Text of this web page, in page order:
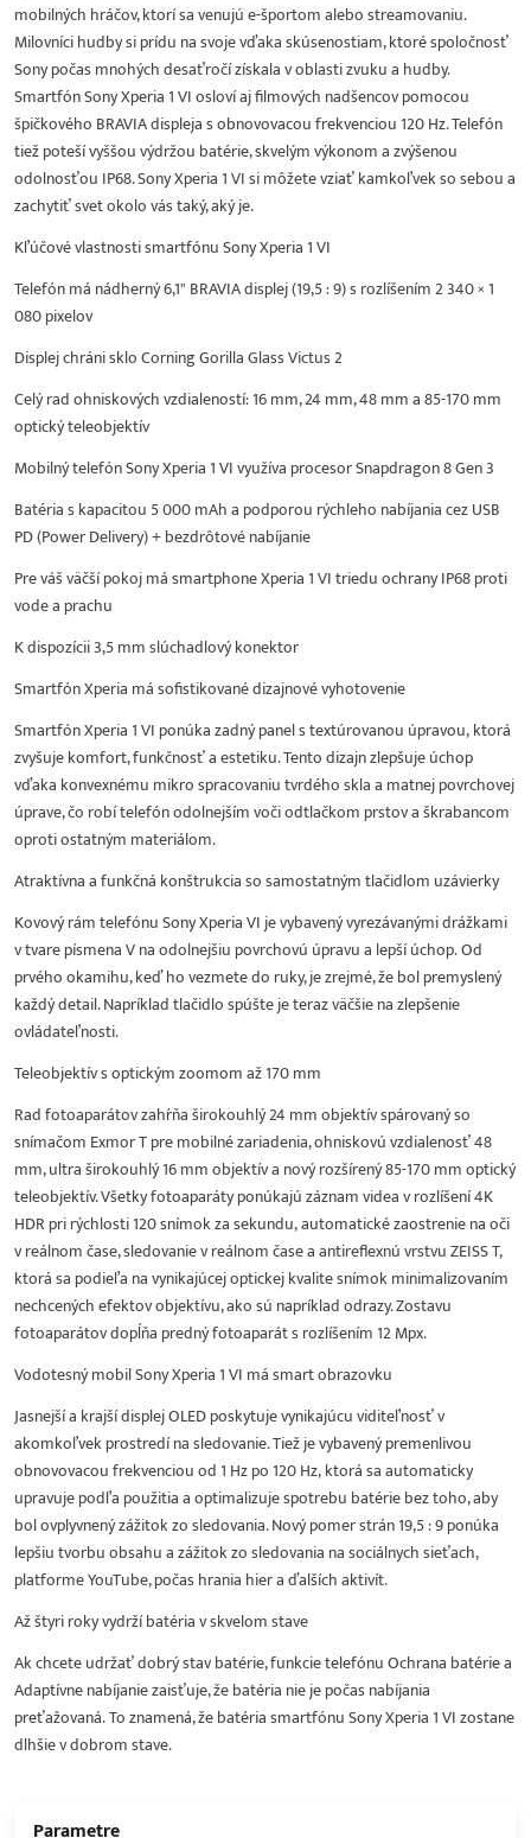
mobilných hráčov, ktorí sa venujú e-športom alebo streamovaniu.
Milovníci hudby si prídu na svoje vďaka skúsenostiam, ktoré spoločnosť
Sony počas mnohých desaťročí získala v oblasti zvuku a hudby.
Smartfón Sony Xperia 1 VI osloví aj filmových nadšencov pomocou
špičkového BRAVIA displeja s obnovovacou frekvenciou 120 Hz. Telefón
tiež poteší vyššou výdržou batérie, skvelým výkonom a zvýšenou
odolnosťou IP68. Sony Xperia 1 VI si môžete vziať kamkoľvek so sebou a
zachytiť svet okolo vás taký, aký je.
Kľúčové vlastnosti smartfónu Sony Xperia 1 VI
Telefón má nádherný 6,1" BRAVIA displej (19,5 : 9) s rozlíšením 2 340 × 1
080 pixelov
Displej chráni sklo Corning Gorilla Glass Victus 2
Celý rad ohniskových vzdialeností: 16 mm, 24 mm, 48 mm a 85-170 mm
optický teleobjektív
Mobilný telefón Sony Xperia 1 VI využíva procesor Snapdragon 8 Gen 3
Batéria s kapacitou 5 000 mAh a podporou rýchleho nabíjania cez USB
PD (Power Delivery) + bezdrôtové nabíjanie
Pre váš väčší pokoj má smartphone Xperia 1 VI triedu ochrany IP68 proti
vode a prachu
K dispozícii 3,5 mm slúchadlový konektor
Smartfón Xperia má sofistikované dizajnové vyhotovenie
Smartfón Xperia 1 VI ponúka zadný panel s textúrovanou úpravou, ktorá
zvyšuje komfort, funkčnosť a estetiku. Tento dizajn zlepšuje úchop
vďaka konvexnému mikro spracovaniu tvrdého skla a matnej povrchovej
úprave, čo robí telefón odolnejším voči odtlačkom prstov a škrabancom
oproti ostatným materiálom.
Atraktívna a funkčná konštrukcia so samostatným tlačidlom uzávierky
Kovový rám telefónu Sony Xperia VI je vybavený vyrezávanými drážkami
v tvare písmena V na odolnejšiu povrchovú úpravu a lepší úchop. Od
prvého okamihu, keď ho vezmete do ruky, je zrejmé, že bol premyslený
každý detail. Napríklad tlačidlo spúšte je teraz väčšie na zlepšenie
ovládateľnosti.
Teleobjektív s optickým zoomom až 170 mm
Rad fotoaparátov zahŕňa širokouhlý 24 mm objektív spárovaný so
snímačom Exmor T pre mobilné zariadenia, ohniskovú vzdialenosť 48
mm, ultra širokouhlý 16 mm objektív a nový rozšírený 85-170 mm optický
teleobjektív. Všetky fotoaparáty ponúkajú záznam videa v rozlíšení 4K
HDR pri rýchlosti 120 snímok za sekundu, automatické zaostrenie na oči
v reálnom čase, sledovanie v reálnom čase a antireflexnú vrstvu ZEISS T,
ktorá sa podieľa na vynikajúcej optickej kvalite snímok minimalizovaním
nechcených efektov objektívu, ako sú napríklad odrazy. Zostavu
fotoaparátov dopĺňa predný fotoaparát s rozlíšením 12 Mpx.
Vodotesný mobil Sony Xperia 1 VI má smart obrazovku
Jasnejší a krajší displej OLED poskytuje vynikajúcu viditeľnosť v
akomkoľvek prostredí na sledovanie. Tiež je vybavený premenlivou
obnovovacou frekvenciou od 1 Hz po 120 Hz, ktorá sa automaticky
upravuje podľa použitia a optimalizuje spotrebu batérie bez toho, aby
bol ovplyvnený zážitok zo sledovania. Nový pomer strán 19,5 : 9 ponúka
lepšiu tvorbu obsahu a zážitok zo sledovania na sociálnych sieťach,
platforme YouTube, počas hrania hier a ďalších aktivít.
Až štyri roky vydrží batéria v skvelom stave
Ak chcete udržať dobrý stav batérie, funkcie telefónu Ochrana batérie a
Adaptívne nabíjanie zaisťuje, že batéria nie je počas nabíjania
preťažovaná. To znamená, že batéria smartfónu Sony Xperia 1 VI zostane
dlhšie v dobrom stave.
Parametre